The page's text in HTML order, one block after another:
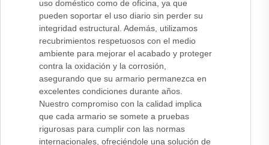
uso doméstico como de oficina, ya que
pueden soportar el uso diario sin perder su
integridad estructural. Además, utilizamos
recubrimientos respetuosos con el medio
ambiente para mejorar el acabado y proteger
contra la oxidación y la corrosión,
asegurando que su armario permanezca en
excelentes condiciones durante años.
Nuestro compromiso con la calidad implica
que cada armario se somete a pruebas
rigurosas para cumplir con las normas
internacionales, ofreciéndole una solución de